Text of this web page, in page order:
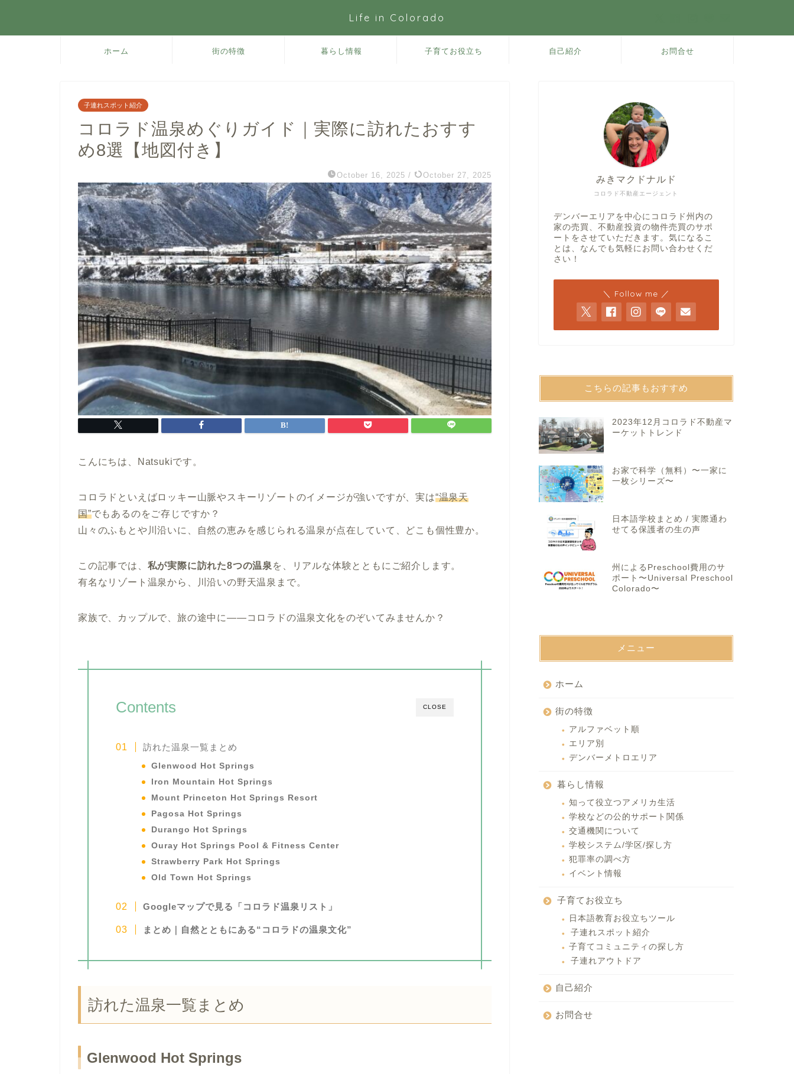
Life in Colorado
ホーム 街の特徴 暮らし情報 子育てお役立ち 自己紹介 お問合せ
子連れスポット紹介
コロラド温泉めぐりガイド｜実際に訪れたおすす
め8選【地図付き】
October 16, 2025 / October 27, 2025
こんにちは、Natsukiです。
コロラドといえばロッキー山脈やスキーリゾートのイメージが強いですが、実は“温泉天
国”でもあるのをご存じですか？
山々のふもとや川沿いに、自然の恵みを感じられる温泉が点在していて、どこも個性豊か。
この記事では、 私が実際に訪れた8つの温泉 を、リアルな体験とともにご紹介します。
有名なリゾート温泉から、川沿いの野天温泉まで。
家族で、カップルで、旅の途中に——コロラドの温泉文化をのぞいてみませんか？
CLOSE
Contents
訪れた温泉一覧まとめ
Glenwood Hot Springs
Iron Mountain Hot Springs
Mount Princeton Hot Springs Resort
Pagosa Hot Springs
Durango Hot Springs
Ouray Hot Springs Pool & Fitness Center
Strawberry Park Hot Springs
Old Town Hot Springs
Googleマップで見る「コロラド温泉リスト」
まとめ｜自然とともにある“コロラドの温泉文化”
訪れた温泉一覧まとめ
Glenwood Hot Springs
コロラド不動産エージェント
みきマクドナルド
デンバーエリアを中心にコロラド州内の
家の売買、不動産投資の物件売買のサポ
ートをさせていただきます。気になるこ
とは、なんでも気軽にお問い合わせくだ
さい！
＼ Follow me ／
こちらの記事もおすすめ
2023年12月コロラド不動産マ
ーケットトレンド
お家で科学（無料）〜一家に
一枚シリーズ〜
日本語学校まとめ / 実際通わ
せてる保護者の生の声
州によるPreschool費用のサ
ポート〜Universal Preschool
Colorado〜
メニュー
ホーム
街の特徴
アルファベット順
エリア別
デンバーメトロエリア
暮らし情報
知って役立つアメリカ生活
学校などの公的サポート関係
交通機関について
学校システム/学区/探し方
犯罪率の調べ方
イベント情報
子育てお役立ち
日本語教育お役立ちツール
子連れスポット紹介
子育てコミュニティの探し方
子連れアウトドア
自己紹介
お問合せ